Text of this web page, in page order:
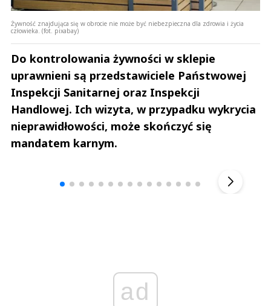
Żywność znajdująca się w obrocie nie może być niebezpieczna dla zdrowia i życia
człowieka. (fot. pixabay)
Do kontrolowania żywności w sklepie
uprawnieni są przedstawiciele Państwowej
Inspekcji Sanitarnej oraz Inspekcji
Handlowej. Ich wizyta, w przypadku wykrycia
nieprawidłowości, może skończyć się
mandatem karnym.
ad